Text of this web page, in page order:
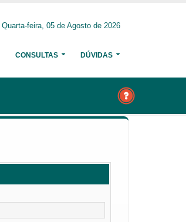
feira, 05 de Agosto de 2026
CONSULTAS DÚVIDAS